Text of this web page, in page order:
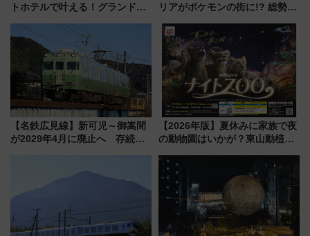
トホテルで叶える！グランドプ
ディング＆カジュアルパーティ
ープラン
リアがポケモンの街に!? 総勢
リサーチ」本格謎解き・グッズ
情報まとめ
【名鉄広見線】新可児～御嵩間
が2029年4月に廃止へ 存続協
【2026年版】夏休みに家族で夜
の動物園はいかが？東山動植物
ZOO」開催情報